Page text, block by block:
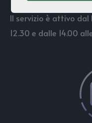
Il servizio è attivo
12.30 e dalle 14.00